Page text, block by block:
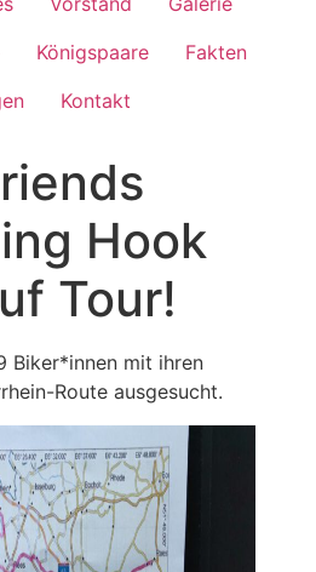
Königspaare
Fakten
Kontakt
Hook
Tour!
Biker*innen mit ihren
Route ausgesucht.